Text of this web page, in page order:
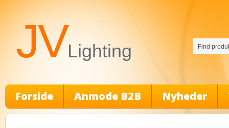
JVLighting
Forside Anmode B2B Nyheder